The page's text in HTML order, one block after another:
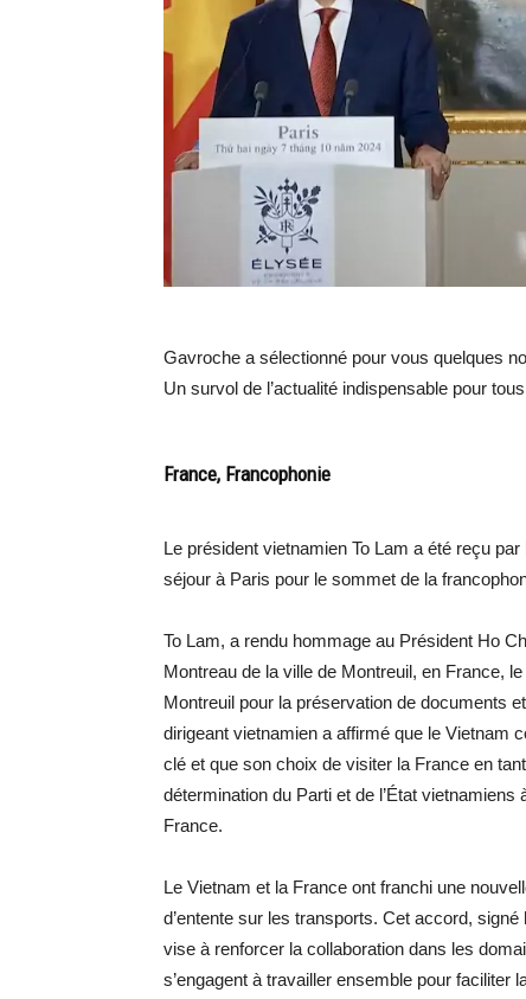
Gavroche a sélectionné pour vous quelques
Un survol de l’actualité indispensable pour
France, Francophonie
Le président vietnamien To Lam a été reçu
séjour à Paris pour le sommet de la
To Lam, a rendu hommage au Président Ho
Montreau de la ville de Montreuil, en France,
Montreuil pour la préservation de documents
dirigeant vietnamien a affirmé que le Vietnam
clé et que son choix de visiter la France en
détermination du Parti et de l’État
France.
Le Vietnam et la France ont franchi une
d’entente sur les transports. Cet accord,
vise à renforcer la collaboration dans les
s’engagent à travailler ensemble pour faciliter